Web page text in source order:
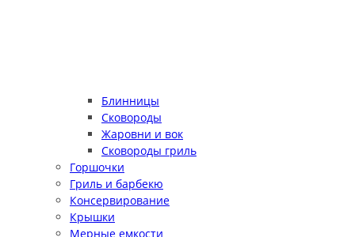
Блинницы
Сковороды
Жаровни и вок
Сковороды гриль
Горшочки
Гриль и барбекю
Консервирование
Крышки
Мерные емкости